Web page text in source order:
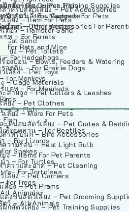
หรับสัตว์เลี้ยง – Pet Accessories
ลี้ยง – Item For Pets
ตอร์ – Hamster Sand
Cat Sand
เลี้ยง – Pet Toilets
องป้อน – Bowls, Feeders & Watering
เลี้ยง – Pet Toys
– Cage Materials
ะสายจูง – Pet Collars & Leashes
ลี้ยง – Pet Clothes
ลี้ยง – More For Pets
ที่นอนสัตว์เลี้ยง – Pet Crates &
ำหรับนก – Bird Accessories
วามร้อน – Heat Light Bulb
ง – Items For Pet Parents
ความสะอาด – Pet Cleaning
เลี้ยง – Pet Carriers
ลี้ยง – Pet Prams
งขนสัตว์เลี้ยง – Pet Grooming
กสัตว์เลี้ยง – Pet Training Supplies
กสัตว์เลี้ยง – Pet Training Supplies
รับสัตว์เลี้ยง – Gadgets For Pets
อื่นๆ – Other Accessories For
สบี้ – For Guinea Pigs
ด้วยนม – For Mammals
เตอร์ – For Hamsters
รท – For Ferrets
For Rats and Mice
For Hedgehogs
อกดิน – For Prairie Dogs
For Monkeys
แคท – For Meerkats
– For Fish
Fish
ลื้อยคลาน – For Reptiles
– For Lizards
Snakes
ำ – For Turtles
ก – For Tortoises
For Frogs
Animals
ตว์ – All Animals